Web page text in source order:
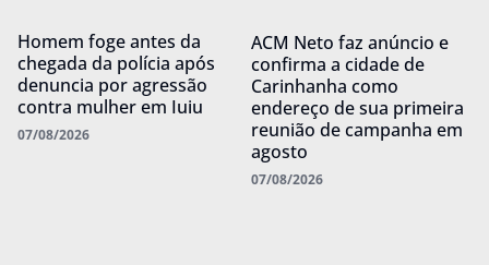
Homem foge antes da
chegada da polícia após
denuncia por agressão
contra mulher em Iuiu
07/08/2026
ACM Neto faz anúncio e
confirma a cidade de
Carinhanha como
endereço de sua primeira
reunião de campanha em
agosto
07/08/2026